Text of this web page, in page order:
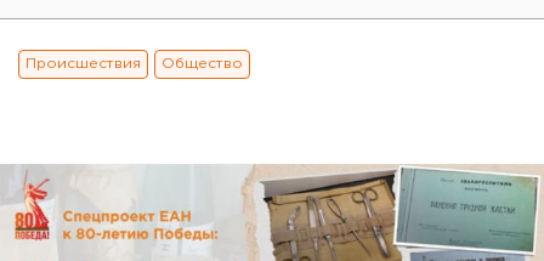
Происшествия Общество